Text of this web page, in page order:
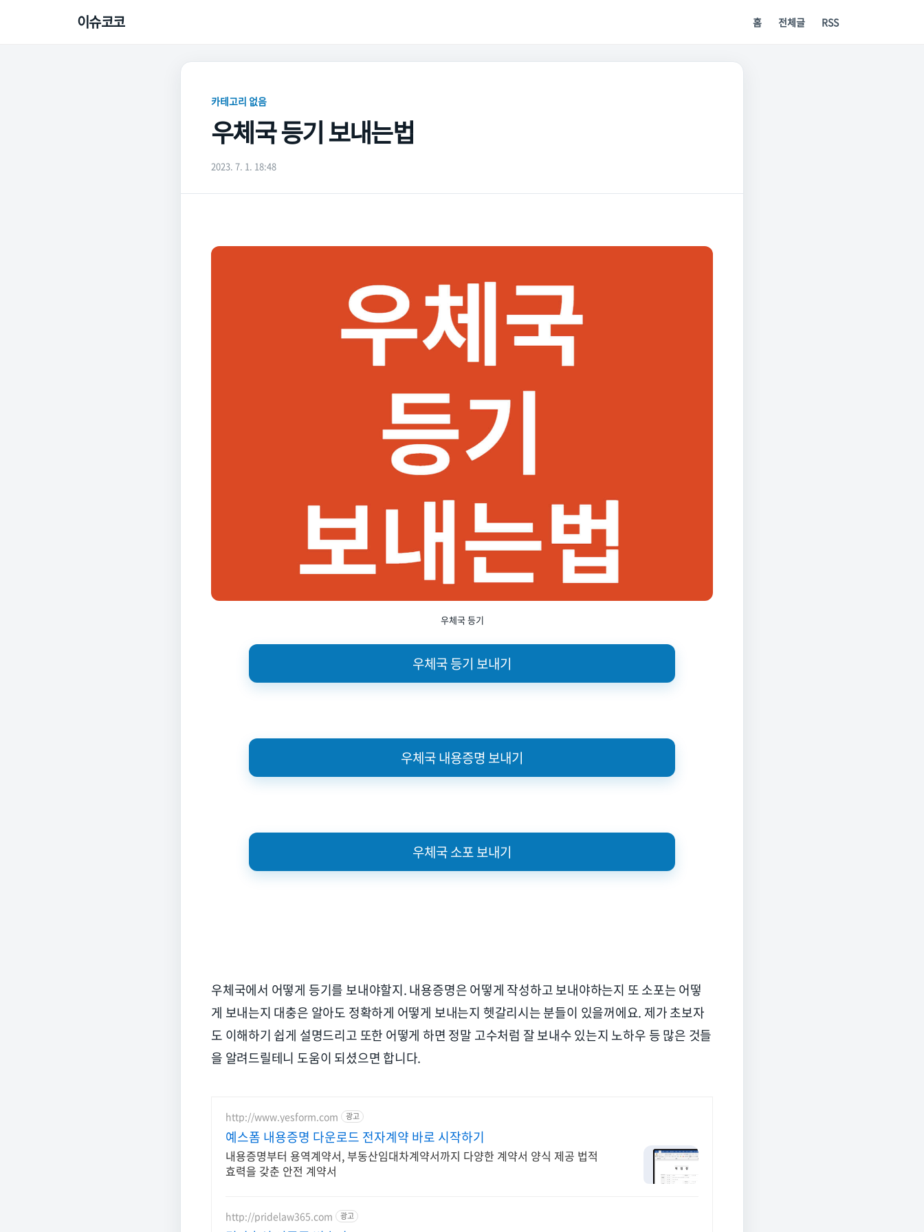
이슈코코 홈 전체글 RSS
카테고리 없음
우체국 등기 보내는법
2023. 7. 1. 18:48
우체국 등기
우체국 등기 보내기
우체국 내용증명 보내기
우체국 소포 보내기
우체국에서 어떻게 등기를 보내야할지. 내용증명은 어떻게 작성하고 보내야하는지 또 소포는 어떻
게 보내는지 대충은 알아도 정확하게 어떻게 보내는지 헷갈리시는 분들이 있을꺼에요. 제가 초보자
도 이해하기 쉽게 설명드리고 또한 어떻게 하면 정말 고수처럼 잘 보내수 있는지 노하우 등 많은 것들
을 알려드릴테니 도움이 되셨으면 합니다.
http://www.yesform.com 광고
예스폼 내용증명 다운로드 전자계약 바로 시작하기
내용증명부터 용역계약서, 부동산임대차계약서까지 다양한 계약서 양식 제공 법적
효력을 갖춘 안전 계약서
http://pridelaw365.com 광고